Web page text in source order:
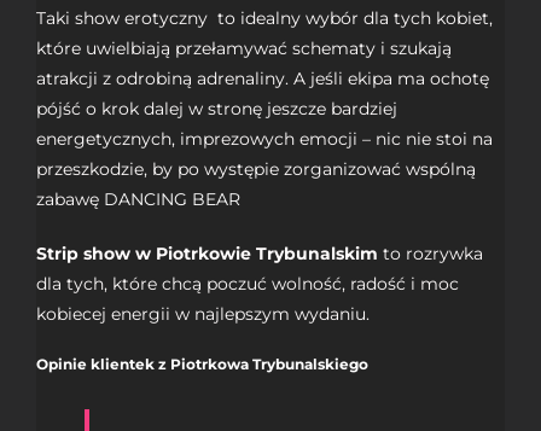
Taki show erotyczny to idealny wybór dla tych kobiet,
które uwielbiają przełamywać schematy i szukają
atrakcji z odrobiną adrenaliny. A jeśli ekipa ma ochotę
pójść o krok dalej w stronę jeszcze bardziej
energetycznych, imprezowych emocji – nic nie stoi na
przeszkodzie, by po występie zorganizować wspólną
zabawę DANCING BEAR
Strip show w Piotrkowie Trybunalskim to rozrywka
dla tych, które chcą poczuć wolność, radość i moc
kobiecej energii w najlepszym wydaniu.
Opinie klientek z Piotrkowa Trybunalskiego